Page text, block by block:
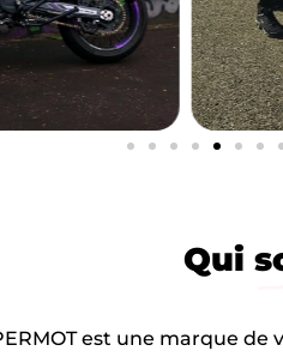
Qui
est une marque